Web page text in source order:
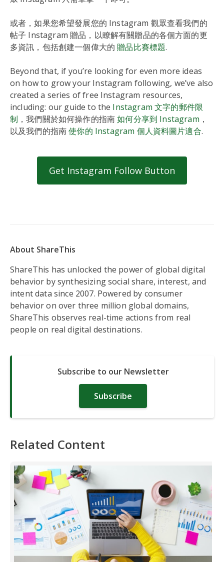
或者，如果您希望發展您的 Instagram 觀眾查看我們的
帖子 Instagram 贈品，以瞭解有關贈品的各個方面的更
多資訊，包括創建一個偉大的 贈品比賽標題.
Beyond that, if you’re looking for even more ideas
on how to grow your Instagram following, we’ve also
created a series of free Instagram resources,
including: our guide to the Instagram 文字的郵件限
制 ，我們關於如何操作的指南如何分享到 Instagram ，
以及我們的指南使你的 Instagram 個人資料圖片適合.
Get Instagram Follow Button
About ShareThis
ShareThis has unlocked the power of global digital
behavior by synthesizing social share, interest, and
intent data since 2007. Powered by consumer
behavior on over three million global domains,
ShareThis observes real-time actions from real
people on real digital destinations.
Subscribe to our Newsletter
Subscribe
Related Content